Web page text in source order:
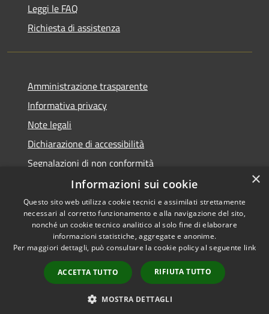
Leggi le FAQ
Richiesta di assistenza
Amministrazione trasparente
Informativa privacy
Note legali
Dichiarazione di accessibilità
Segnalazioni di non conformità
Accessibilità
Privacy
Mappa del sito
AMT fino al 31/12/2021
Copyright © 2026 • Comune di
Reggiolo • Powered by
Municipium•Accesso
redazione
×
Informazioni sui cookie
Questo sito web utilizza cookie tecnici e assimilati strettamente
necessari al corretto funzionamento e alla navigazione del sito,
nonché un cookie tecnico analitico al solo fine di elaborare
informazioni statistiche, aggregate e anonime.
Per maggiori dettagli, può consultare la cookie policy al seguente link
ACCETTA TUTTO RIFIUTA TUTTO
MOSTRA DETTAGLI